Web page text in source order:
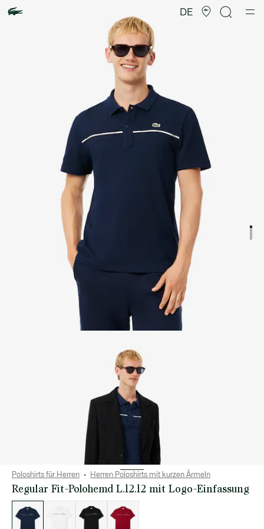
DE
Poloshirts für Herren Herren Poloshirts mit kurzen Ärmeln
Regular Fit-Polohemd L.12.12 mit Logo-Einfassung
der
Varianten